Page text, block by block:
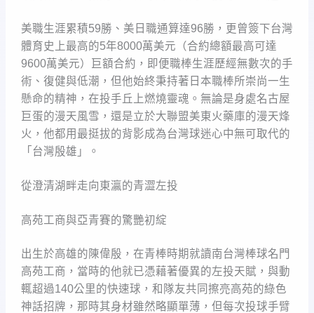
美職生涯累積59勝、美日職通算達96勝，更曾簽下台灣
體育史上最高的5年8000萬美元（合約總額最高可達
9600萬美元）巨額合約，即便職棒生涯歷經無數次的手
術、復健與低潮，但他始終秉持著日本職棒所崇尚一生
懸命的精神，在投手丘上燃燒靈魂。無論是身處名古屋
巨蛋的漫天風雪，還是立於大聯盟美東火藥庫的漫天烽
火，他都用最挺拔的背影成為台灣球迷心中無可取代的
「台灣殷雄」。
從澄清湖畔走向東瀛的青澀左投
高苑工商與亞青賽的驚艷初綻
出生於高雄的陳偉殷，在青棒時期就讀南台灣棒球名門
高苑工商，當時的他就已憑藉著優異的左投天賦，與動
輒超過140公里的快速球，和隊友共同擦亮高苑的綠色
神話招牌，那時其身材雖然略顯單薄，但每次投球手臂